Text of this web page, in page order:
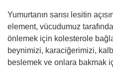
Yumurtanın sarısı lesitin
element, vücudumuz
önlemek için kolesterole
beynimizi, karaciğerimizi,
beslemek ve onlara bakmak